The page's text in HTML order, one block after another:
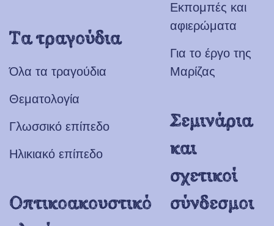
Τα τραγούδια
Όλα τα τραγούδια
Θεματολογία
Γλωσσικό επίπεδο
Ηλικιακό επίπεδο
Οπτικοακουστικό
Εκπομπές και
αφιερώματα
Για το έργο της
Μαρίζας
Σεμινάρια
και
σχετικοί
σύνδεσμοι